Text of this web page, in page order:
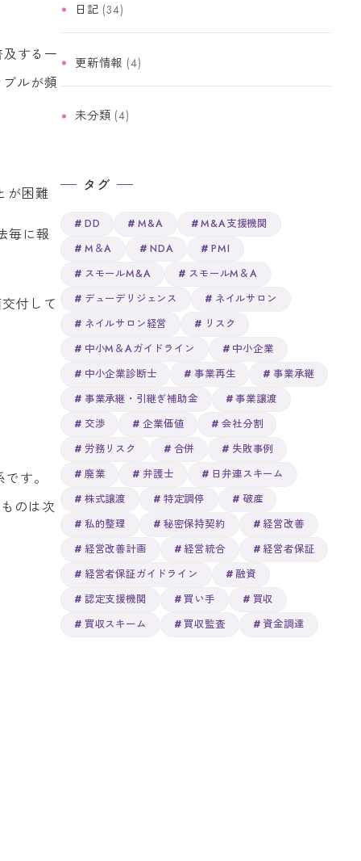
する一
ルが頻
が困難
毎に報
付して
す。
のは次
日記 (34)
更新情報 (4)
未分類 (4)
タグ
DD M&A
M&A支援機関
M＆A
NDA
PMI
スモールM&A
スモールM＆A
デューデリジェンス
ネイルサロン
ネイルサロン経営
リスク
中小M＆Aガイドライン
中小企業
中小企業診断士
事業再生
事業承継
事業承継・引継ぎ補助金
事業譲渡
交渉
企業価値
会社分割
労務リスク
合併
失敗事例
廃業
弁護士
日弁連スキーム
株式譲渡
特定調停
破産
私的整理
秘密保持契約
経営改善
経営改善計画
経営統合
経営者保証
経営者保証ガイドライン
融資
認定支援機関
買い手
買収
買収スキーム
買収監査 資金調達